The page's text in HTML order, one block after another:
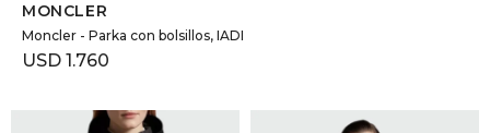
MONCLER
Moncler - Parka con bolsillos, IADI
USD 1.760